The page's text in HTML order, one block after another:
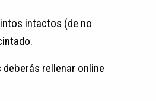
intactos (de no
rellenar online